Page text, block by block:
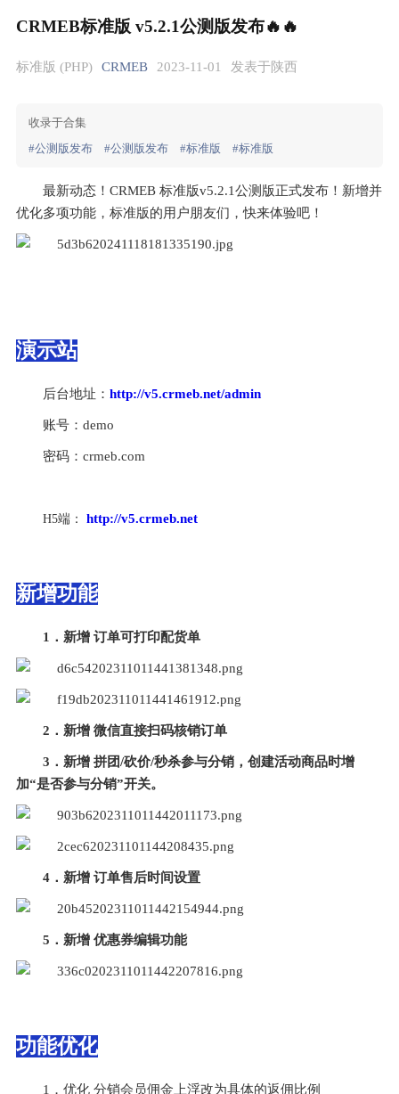
CRMEB标准版 v5.2.1公测版发布🔥🔥
标准版 (PHP) CRMEB 2023-11-01 发表于陕西
收录于合集
#公测版发布
#公测版发布 #标准版 #标准版
最新动态！CRMEB 标准版v5.2.1公测版正式发布！新增并
优化多项功能，标准版的用户朋友们，快来体验吧！
演示站
后台地址： http://v5.crmeb.net/admin
账号：demo
密码：crmeb.com
H5端： http://v5.crmeb.net
新增功能
1．新增 订单可打印配货单
2．新增 微信直接扫码核销订单
3．新增 拼团/砍价/秒杀参与分销，创建活动商品时增
加“是否参与分销”开关。
4．新增 订单售后时间设置
5．新增 优惠券编辑功能
功能优化
1．优化 分销会员佣金上浮改为具体的返佣比例